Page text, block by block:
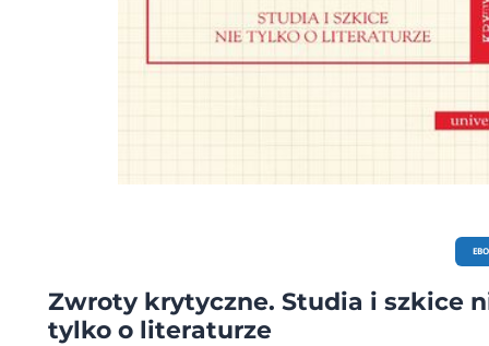
Zwroty krytyczne. Studia i szkice
tylko o literaturze